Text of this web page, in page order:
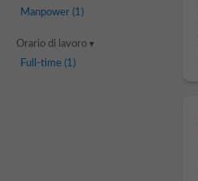
Manpower(1)
Orario di lavoro
Full-time(1)